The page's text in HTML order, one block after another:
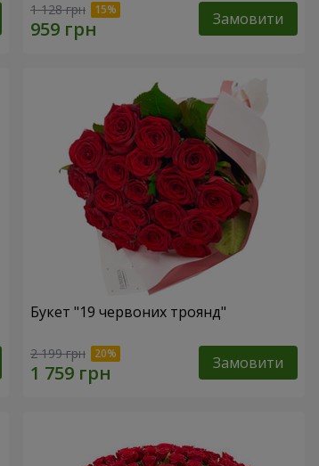
1 128 грн Замовити
Букет "19 червоних троянд"
2 199 грн Замовити